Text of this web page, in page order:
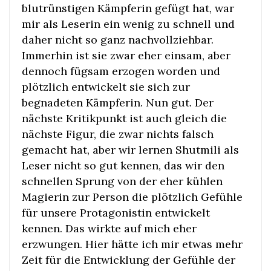
blutrünstigen Kämpferin gefügt hat, war
mir als Leserin ein wenig zu schnell und
daher nicht so ganz nachvollziehbar.
Immerhin ist sie zwar eher einsam, aber
dennoch fügsam erzogen worden und
plötzlich entwickelt sie sich zur
begnadeten Kämpferin. Nun gut. Der
nächste Kritikpunkt ist auch gleich die
nächste Figur, die zwar nichts falsch
gemacht hat, aber wir lernen Shutmili als
Leser nicht so gut kennen, das wir den
schnellen Sprung von der eher kühlen
Magierin zur Person die plötzlich Gefühle
für unsere Protagonistin entwickelt
kennen. Das wirkte auf mich eher
erzwungen. Hier hätte ich mir etwas mehr
Zeit für die Entwicklung der Gefühle der